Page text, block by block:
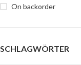
On backorder
SCHLAGWÖRTER